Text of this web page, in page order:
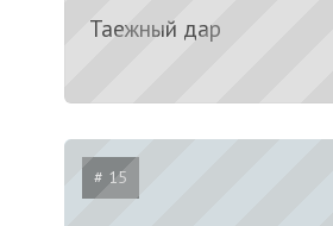
Таежный дар
# 15